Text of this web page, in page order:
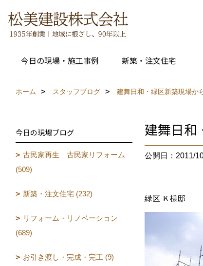
今日の現場・施工事例 新築・注文住宅
ホーム スタッフブログ 建舞日和・緑区新築現場か
建舞日和
公開日：2011/
緑区 Ｋ様邸
今日の現場ブログ
古民家再生 古民家リフォーム
(509)
新築・注文住宅 (232)
リフォーム・リノベーション
(689)
お引き渡し・完成・完工 (9)